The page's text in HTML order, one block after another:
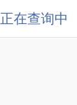
正在查询中